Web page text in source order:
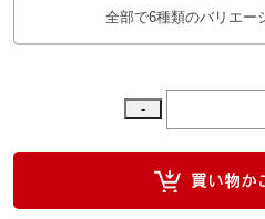
全部で6種類のバリエー